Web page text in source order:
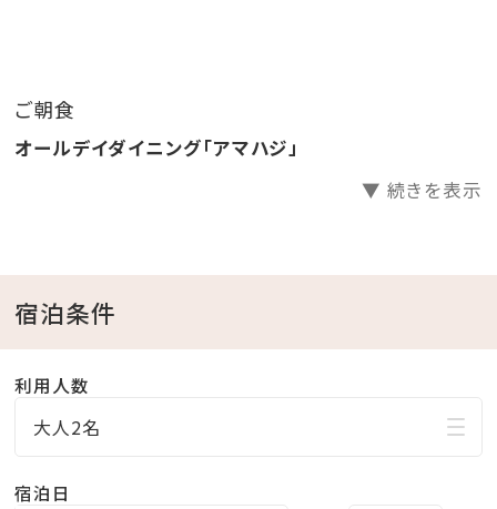
す。
※最新の情報はホテル公式ホームページをご覧下さ
1階オールデイダイニング「アマハジ」
夕食 / 17:30 - 21:30 (ラストオーダー21:00)
朝食 / 6:30 - 10:30 (ラストオーダー10:00)
※上記内容は予告なく変更となる場合がございますの
※最新のレストラン情報はホテル公式サイトをご確認、
ご朝食
オールデイダイニング「アマハジ」
▼ 続きを表示
宿泊条件
利用人数
大人2名
宿泊日